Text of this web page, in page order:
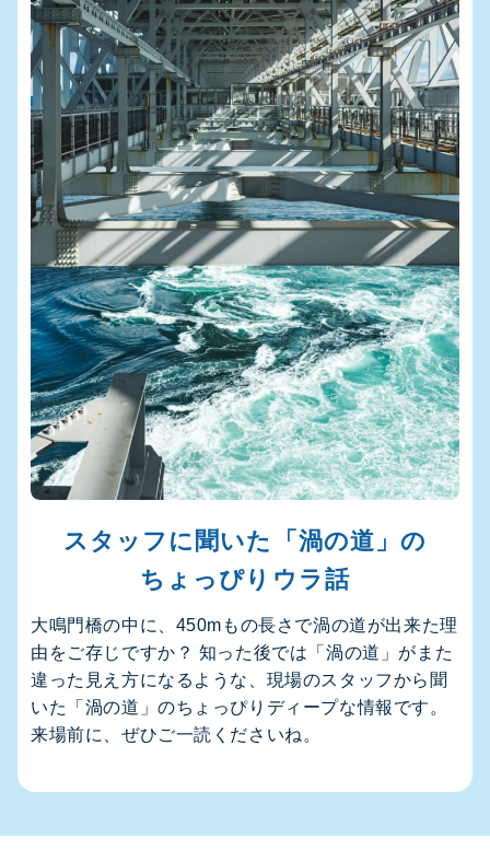
スタッフに聞いた「渦の道」の
ちょっぴりウラ話
大鳴門橋の中に、450mもの長さで渦の道が出来た理
由をご存じですか？ 知った後では「渦の道」がまた
違った見え方になるような、現場のスタッフから聞
いた「渦の道」のちょっぴりディープな情報です。
来場前に、ぜひご一読くださいね。